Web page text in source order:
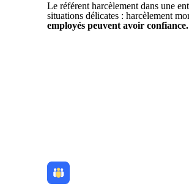
Le référent harcèlement dans une
situations délicates : harcèlement
employés peuvent avoir confiance.